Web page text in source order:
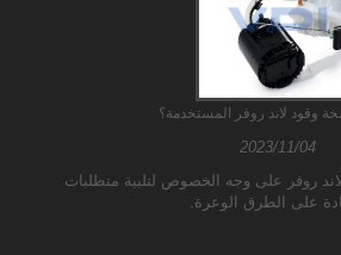
وقود لاند روفر المستخدمة؟
2023/11/04
روفر على وجه الخصوص لتلبية متطلبات
على الطرق الوعرة.